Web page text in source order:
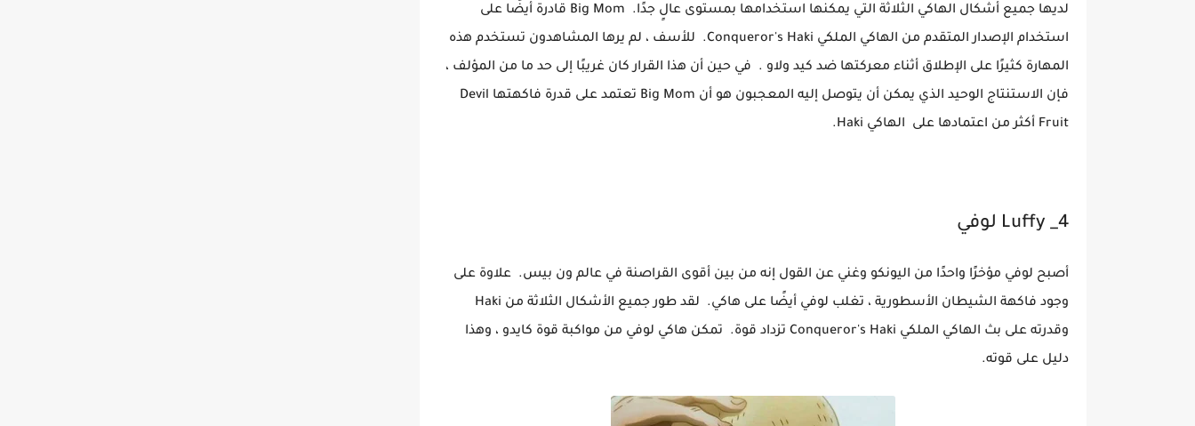
لديها جميع أشكال الهاكي الثلاثة التي يمكنها استخدامها بمستوى عالٍ جدًا. Big Mom قادرة أيضًا على
استخدام الإصدار المتقدم من الهاكي الملكي Conqueror's Haki. للأسف ، لم يرها المشاهدون تستخدم هذه
المهارة كثيرًا على الإطلاق أثناء معركتها ضد كيد ولاو . في حين أن هذا القرار كان غريبًا إلى حد ما من المؤلف ،
فإن الاستنتاج الوحيد الذي يمكن أن يتوصل إليه المعجبون هو أن Big Mom تعتمد على قدرة فاكهتها Devil
Fruit أكثر من اعتمادها على الهاكي Haki.
4_ Luffy لوفي
أصبح لوفي مؤخرًا واحدًا من اليونكو وغني عن القول إنه من بين أقوى القراصنة في عالم ون بيس. علاوة على
وجود فاكهة الشيطان الأسطورية ، تغلب لوفي أيضًا على هاكي. لقد طور جميع الأشكال الثلاثة من Haki
وقدرته على بث الهاكي الملكي Conqueror's Haki تزداد قوة. تمكن هاكي لوفي من مواكبة قوة كايدو ، وهذا
دليل على قوته.